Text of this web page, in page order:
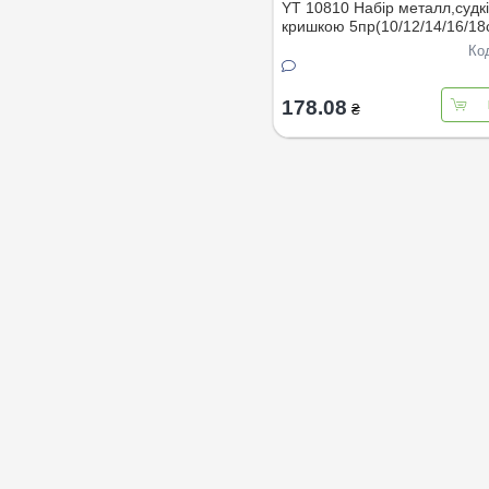
YT 10810 Набiр
кришкою 5пр(10/12/14/16/
178.08 ₴